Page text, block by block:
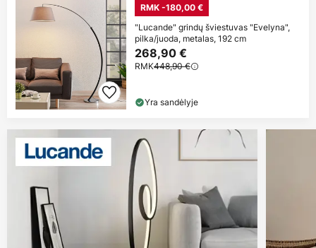
RMK -180,00 €
"Lucande" grindų šviestuvas "Evelyna",
pilka/juoda, metalas, 192 cm
268,90 €
RMK448,90 €
Yra sandėlyje